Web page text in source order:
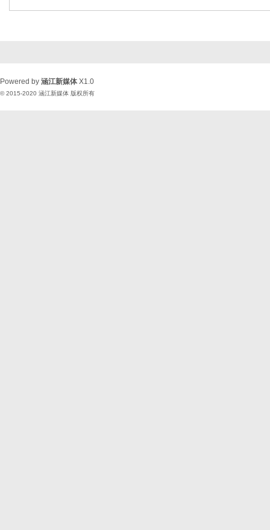
Powered by 涵江新媒体 X1.0
© 2015-2020 涵江新媒体 版权所有